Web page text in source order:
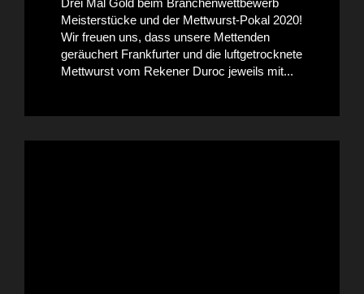
Meisterstücke und der Mettwurst-Pokal 2020!
Wir freuen uns, dass unsere Mettenden
geräuchert Frankfurter und die luftgetrocknete
Mettwurst vom Rekener Duroc jeweils mit...